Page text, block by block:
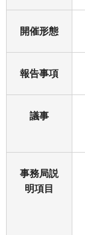
開催形態
報告事項
議事
事務局説
明項目